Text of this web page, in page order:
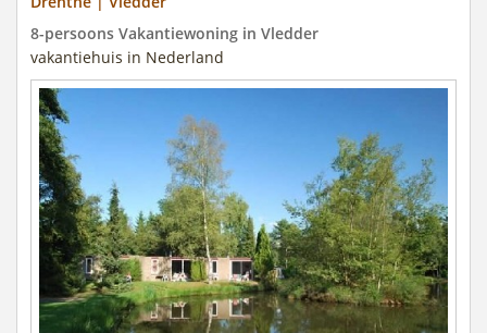
8-persoons Vakantiewoning in Vledder
vakantiehuis in Nederland